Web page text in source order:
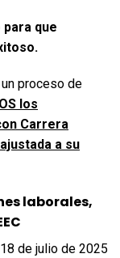
que
proceso de
los
Carrera
a su
laborales,
18 de julio de 2025